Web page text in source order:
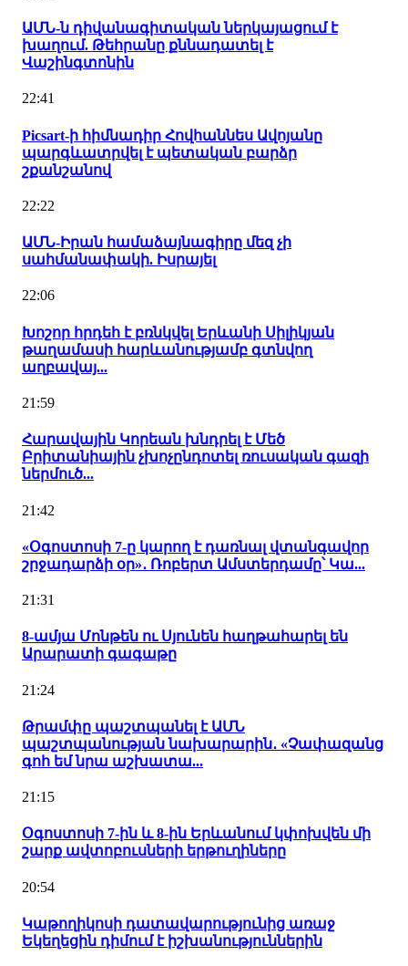
ԱՄՆ-ն դիվանագիտական ներկայացում է
խաղում. Թեհրանը քննադատել է
Վաշինգտոնին
22:41
Picsart-ի հիմնադիր Հովհաննես Ավոյանը
պարգևատրվել է պետական բարձր
շքանշանով
22:22
ԱՄՆ-Իրան համաձայնագիրը մեզ չի
սահմանափակի. Իսրայել
22:06
Խոշոր հրդեհ է բռնկվել Երևանի Սիլիկյան
թաղամասի հարևանությամբ գտնվող
աղբավայ...
21:59
Հարավային Կորեան խնդրել է Մեծ
Բրիտանիային չխոչընդոտել ռուսական գազի
ներմուծ...
21:42
«Օգոստոսի 7-ը կարող է դառնալ վտանգավոր
շրջադարձի օր»․ Ռոբերտ Ամստերդամը՝ Կա...
21:31
8-ամյա Մոնթեն ու Սյունեն հաղթահարել են
Արարատի գագաթը
21:24
Թրամփը պաշտպանել է ԱՄՆ
պաշտպանության նախարարին․ «Չափազանց
գոհ եմ նրա աշխատա...
21:15
Օգոստոսի 7-ին և 8-ին Երևանում կփոխվեն մի
շարք ավտոբուսների երթուղիները
20:54
Կաթողիկոսի դատավարությունից առաջ
Եկեղեցին դիմում է իշխանություններին